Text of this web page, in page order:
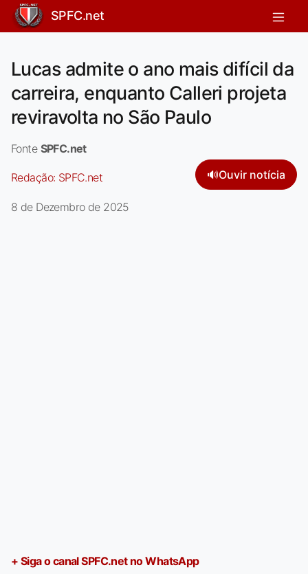
SPFC.net
Lucas admite o ano mais difícil da
carreira, enquanto Calleri projeta
reviravolta no São Paulo
Fonte SPFC.net
Redação: SPFC.net 🔊Ouvir notícia
8 de Dezembro de 2025
+ Siga o canal SPFC.net no WhatsApp